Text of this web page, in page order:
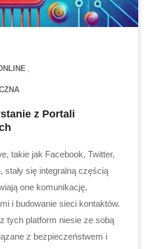
z Portali
takie jak Facebook, Twitter,
stały się integralną częścią
one komunikację,
i budowanie sieci kontaktów.
tych platform niesie ze sobą
z bezpieczeństwem i